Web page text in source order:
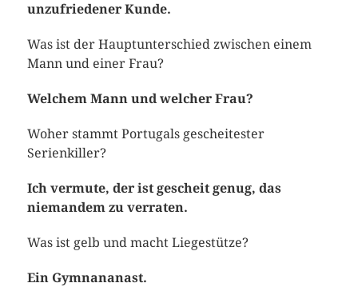
unzufriedener Kunde.
Was ist der Hauptunterschied zwischen einem
Mann und einer Frau?
Welchem Mann und welcher Frau?
Woher stammt Portugals gescheitester
Serienkiller?
Ich vermute, der ist gescheit genug, das
niemandem zu verraten.
Was ist gelb und macht Liegestütze?
Ein Gymnananast.